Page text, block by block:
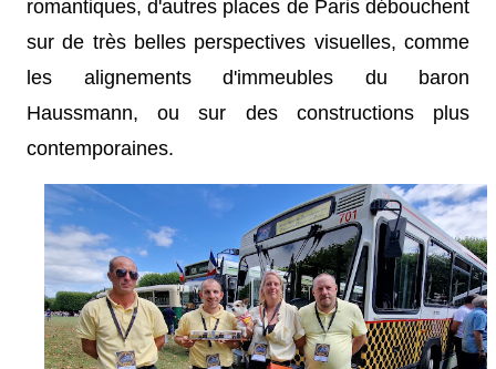
romantiques, d'autres places de Paris débouchent
sur de très belles perspectives visuelles, comme
les alignements d'immeubles du baron
Haussmann, ou sur des constructions plus
contemporaines.